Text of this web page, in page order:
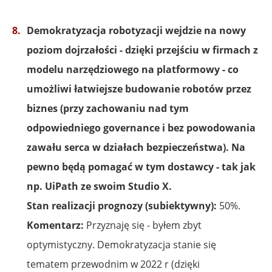
Demokratyzacja robotyzacji wejdzie na nowy
poziom dojrzałości - dzięki przejściu w firmach z
modelu narzędziowego na platformowy - co
umożliwi łatwiejsze budowanie robotów przez
biznes (przy zachowaniu nad tym
odpowiedniego governance i bez powodowania
zawału serca w działach bezpieczeństwa). Na
pewno będą pomagać w tym dostawcy - tak jak
np. UiPath ze swoim Studio X.
Stan realizacji prognozy (subiektywny): 50%.
Komentarz: Przyznaję się - byłem zbyt
optymistyczny. Demokratyzacja stanie się
tematem przewodnim w 2022 r (dzięki